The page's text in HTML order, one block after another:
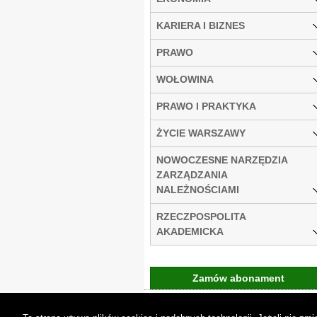
KARIERA I BIZNES
PRAWO
WOŁOWINA
PRAWO I PRAKTYKA
ŻYCIE WARSZAWY
NOWOCZESNE NARZĘDZIA
ZARZĄDZANIA
NALEŻNOŚCIAMI
RZECZPOSPOLITA
AKADEMICKA
Zamów abonament